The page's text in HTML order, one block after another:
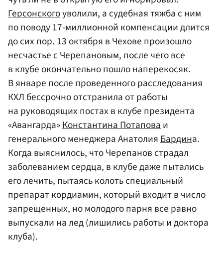
Герсонскогоуволили, а судебная тяжба с ним
по поводу 17-миллионной компенсации длится
до сих пор. 13 октября в Чехове произошло
несчастье с Черепановым, после чего все
в клубе окончательно пошло наперекосяк.
В январе после проведенного расследования
КХЛ бессрочно отстранила от работы
на руководящих постах в клубе президента
«Авангарда»Константина Потаповаи
генерального менеджера АнатолияБардина.
Когда выяснилось, что Черепанов страдал
заболеванием сердца, в клубе даже пытались
его лечить, пытаясь колоть специальный
препарат кордиамин, который входит в число
запрещенных, но молодого парня все равно
выпускали на лед (лишились работы и доктора
клуба).